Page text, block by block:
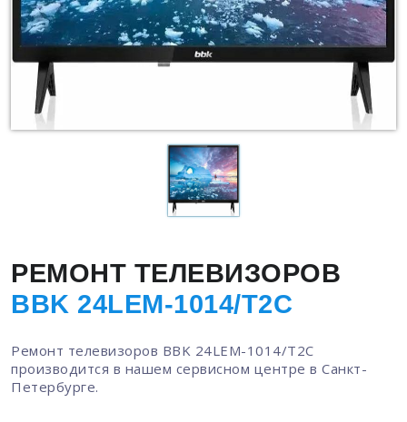
РЕМОНТ ТЕЛЕВИЗОРОВ
BBK 24LEM-1014/T2C
Ремонт телевизоров BBK 24LEM-1014/T2C
производится в нашем сервисном центре в Санкт-
Петербурге.